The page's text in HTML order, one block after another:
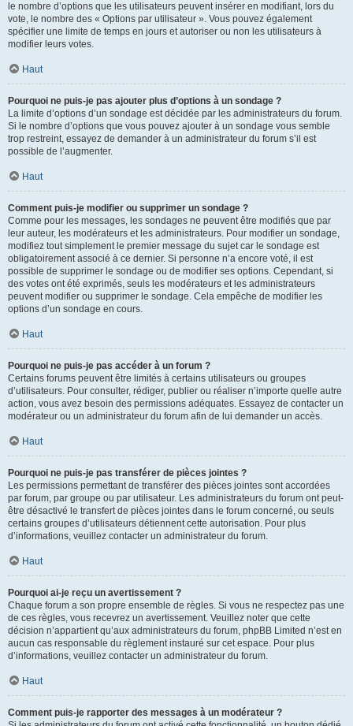
le nombre d’options que les utilisateurs peuvent insérer en modifiant, lors du
vote, le nombre des « Options par utilisateur ». Vous pouvez également
spécifier une limite de temps en jours et autoriser ou non les utilisateurs à
modifier leurs votes.
Haut
Pourquoi ne puis-je pas ajouter plus d’options à un sondage ?
La limite d’options d’un sondage est décidée par les administrateurs du forum.
Si le nombre d’options que vous pouvez ajouter à un sondage vous semble
trop restreint, essayez de demander à un administrateur du forum s’il est
possible de l’augmenter.
Haut
Comment puis-je modifier ou supprimer un sondage ?
Comme pour les messages, les sondages ne peuvent être modifiés que par
leur auteur, les modérateurs et les administrateurs. Pour modifier un sondage,
modifiez tout simplement le premier message du sujet car le sondage est
obligatoirement associé à ce dernier. Si personne n’a encore voté, il est
possible de supprimer le sondage ou de modifier ses options. Cependant, si
des votes ont été exprimés, seuls les modérateurs et les administrateurs
peuvent modifier ou supprimer le sondage. Cela empêche de modifier les
options d’un sondage en cours.
Haut
Pourquoi ne puis-je pas accéder à un forum ?
Certains forums peuvent être limités à certains utilisateurs ou groupes
d’utilisateurs. Pour consulter, rédiger, publier ou réaliser n’importe quelle autre
action, vous avez besoin des permissions adéquates. Essayez de contacter un
modérateur ou un administrateur du forum afin de lui demander un accès.
Haut
Pourquoi ne puis-je pas transférer de pièces jointes ?
Les permissions permettant de transférer des pièces jointes sont accordées
par forum, par groupe ou par utilisateur. Les administrateurs du forum ont peut-
être désactivé le transfert de pièces jointes dans le forum concerné, ou seuls
certains groupes d’utilisateurs détiennent cette autorisation. Pour plus
d’informations, veuillez contacter un administrateur du forum.
Haut
Pourquoi ai-je reçu un avertissement ?
Chaque forum a son propre ensemble de règles. Si vous ne respectez pas une
de ces règles, vous recevrez un avertissement. Veuillez noter que cette
décision n’appartient qu’aux administrateurs du forum, phpBB Limited n’est en
aucun cas responsable du règlement instauré sur cet espace. Pour plus
d’informations, veuillez contacter un administrateur du forum.
Haut
Comment puis-je rapporter des messages à un modérateur ?